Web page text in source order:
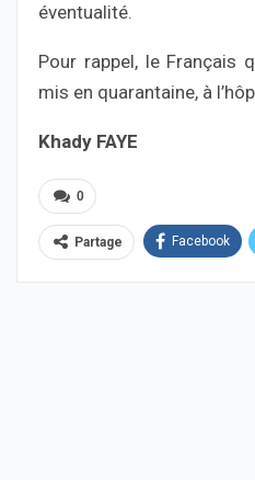
éventualité.
Pour rappel, le Français
mis en quarantaine, à
Khady FAYE
0
Partage Facebook